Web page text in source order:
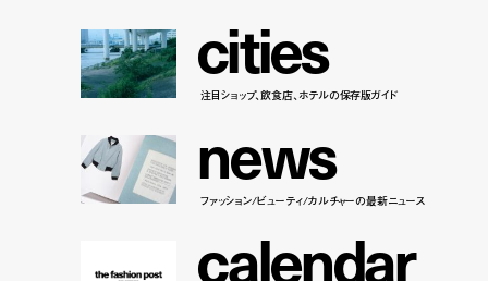
cities
注目ショップ、飲食店、ホテルの保存版ガイド
news
ファッション/ビューティ/カルチャーの最新ニュース
calendar